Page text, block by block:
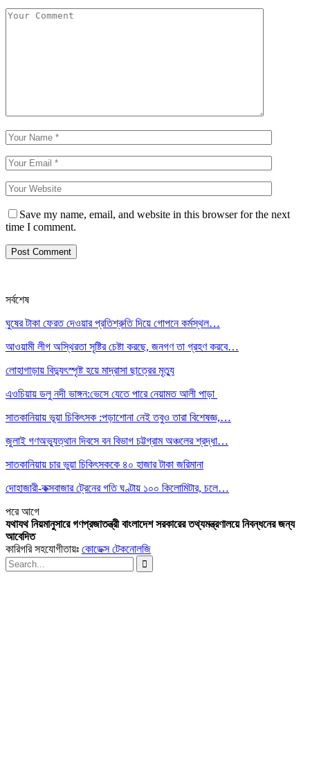
Save my name, email, and website in this browser for the next
time I comment.
সর্বশেষ
ঘুষের টাকা ফেরত দেওয়ার প্রতিশ্রুতি দিয়ে গোপনে কর্মস্থল…
আওয়ামী লীগ অস্থিরতা সৃষ্টির চেষ্টা করছে, জনগণ তা গ্রহণ করবে…
লোহাগাড়ায় বিদ্যুৎস্পৃষ্ট হয়ে মাদ্রাসা ছাত্রের মৃত্যু
এওচিয়ায় ডলু নদী ভাঙ্গন:ভেসে যেতে পারে নেয়ামত আলী পাড়া
সাতকানিয়ায় ভূয়া চিকিৎসক :পড়াশোনা নেই তবুও তারা বিশেষজ্ঞ,…
জুলাই গণঅভ্যুত্থান দিবসে বন বিভাগ চট্টগ্রাম অঞ্চলের শ্রদ্ধা…
সাতকানিয়ায় চার ভুয়া চিকিৎসককে ৪০ হাজার টাকা জরিমানা
দোহাজারী-কক্সবাজার ট্রেনের গতি ঘণ্টায় ১০০ কিলোমিটার, চলে…
পরেআগে
যথাযথ নিয়মানুসারে গণপ্রজাতন্ত্রী বাংলাদেশ সরকারের তথ্যমন্ত্রণালয়ে নিবন্ধনের জন্য
আবেদিত
কারিগরি সহযোগীতায়ঃ কোডেক্স টেকনোলজি